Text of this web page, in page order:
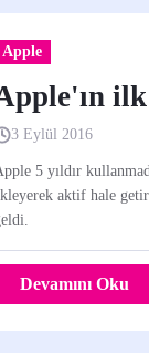
Apple
3 Eylül 2016
5 yıldır
aktif hale
Devamını Oku